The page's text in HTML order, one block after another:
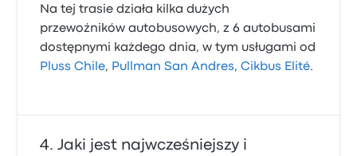
Na tej trasie działa kilka dużych
przewoźników autobusowych, z 6 autobusami
dostępnymi każdego dnia, w tym usługami od
Pluss Chile, Pullman San Andres,Cikbus Elité.
Jaki jest najwcześniejszy i